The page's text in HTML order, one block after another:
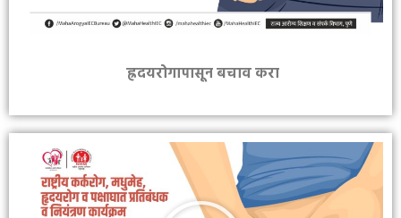
ह्रदयरोगापासून बचाव करा